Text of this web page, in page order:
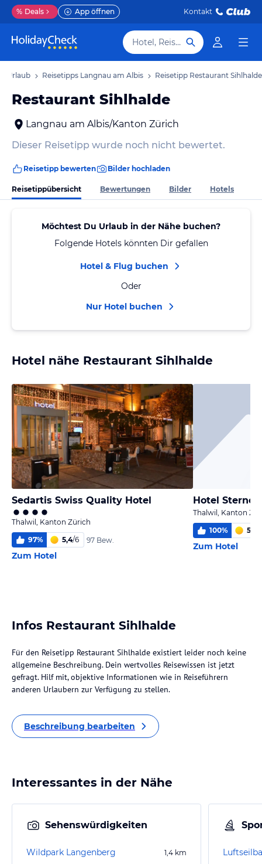
% Deals App öffnen Kontakt
Hotel, Reiseziel
Urlaub Reisetipps Langnau am Albis Reisetipp Restaurant Sihlhalde
Restaurant Sihlhalde
Langnau am Albis/Kanton Zürich
Dieser Reisetipp wurde noch nicht bewertet.
Reisetipp bewerten Bilder hochladen
Reisetippübersicht Bewertungen Bilder Hotels
Möchtest Du Urlaub in der Nähe buchen?
Folgende Hotels könnten Dir gefallen
Hotel & Flug buchen
Oder
Nur Hotel buchen
Hotel nähe Restaurant Sihlhalde
Sedartis Swiss Quality Hotel
Thalwil, Kanton Zürich
97% 5,4/6 97 Bew.
Zum Hotel
Hotel Sternen
Thalwil, Kanton
100% 5,2
Zum Hotel
Infos Restaurant Sihlhalde
Für den Reisetipp Restaurant Sihlhalde existiert leider noch keine
allgemeine Beschreibung. Dein wertvolles Reisewissen ist jetzt
gefragt. Hilf mit, objektive Informationen wie in Reiseführern
anderen Urlaubern zur Verfügung zu stellen.
Beschreibung bearbeiten
Interessantes in der Nähe
Sehenswürdigkeiten
Wildpark Langenberg 1,4 km